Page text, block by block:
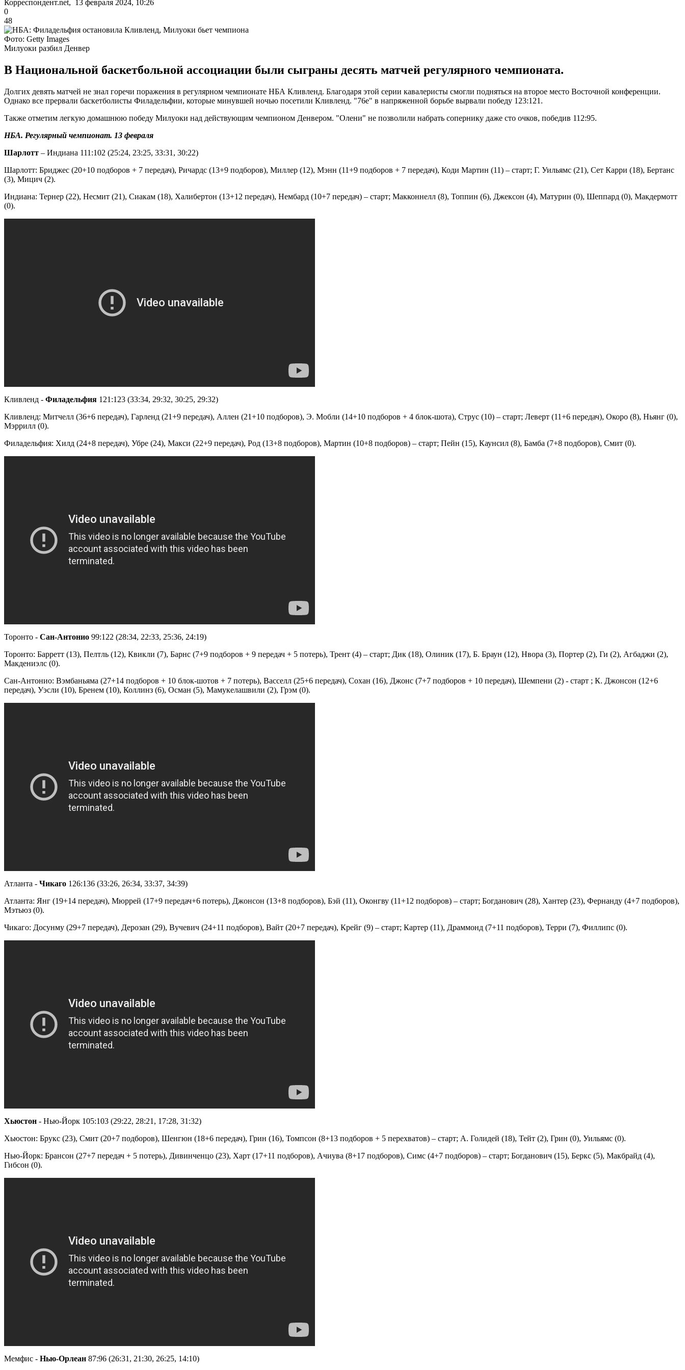
Корреспондент.net, 13 февраля 2024, 10:26
0
48
Фото: Getty Images
Милуоки разбил Денвер
В Национальной баскетбольной ассоциации были сыграны десять матчей регулярного чемпионата.
Долгих девять матчей не знал горечи поражения в регулярном чемпионате НБА Кливленд. Благодаря этой серии кавалеристы смогли подняться на второе место Восточной конференции.
Однако все прервали баскетболисты Филадельфии, которые минувшей ночью посетили Кливленд. "76е" в напряженной борьбе вырвали победу 123:121.
Также отметим легкую домашнюю победу Милуоки над действующим чемпионом Денвером. "Олени" не позволили набрать сопернику даже сто очков, победив 112:95.
НБА. Регулярный чемпионат. 13 февраля
Шарлотт – Индиана 111:102 (25:24, 23:25, 33:31, 30:22)
Шарлотт: Бриджес (20+10 подборов + 7 передач), Ричардс (13+9 подборов), Миллер (12), Мэнн (11+9 подборов + 7 передач), Коди Мартин (11) – старт; Г. Уильямс (21), Сет Карри (18), Бертанс
(3), Мицич (2).
Индиана: Тернер (22), Несмит (21), Сиакам (18), Халибертон (13+12 передач), Нембард (10+7 передач) – старт; Макконнелл (8), Топпин (6), Джексон (4), Матурин (0), Шеппард (0), Макдермотт
(0).
Кливленд - Филадельфия 121:123 (33:34, 29:32, 30:25, 29:32)
Кливленд: Митчелл (36+6 передач), Гарленд (21+9 передач), Аллен (21+10 подборов), Э. Мобли (14+10 подборов + 4 блок-шота), Струс (10) – старт; Леверт (11+6 передач), Окоро (8), Ньянг (0),
Мэррилл (0).
Филадельфия: Хилд (24+8 передач), Убре (24), Макси (22+9 передач), Род (13+8 подборов), Мартин (10+8 подборов) – старт; Пейн (15), Каунсил (8), Бамба (7+8 подборов), Смит (0).
Торонто - Сан-Антонио 99:122 (28:34, 22:33, 25:36, 24:19)
Торонто: Барретт (13), Пелтль (12), Квикли (7), Барнс (7+9 подборов + 9 передач + 5 потерь), Трент (4) – старт; Дик (18), Олиник (17), Б. Браун (12), Нвора (3), Портер (2), Ги (2), Агбаджи (2),
Макдениэлс (0).
Сан-Антонио: Вэмбаньяма (27+14 подборов + 10 блок-шотов + 7 потерь), Васселл (25+6 передач), Сохан (16), Джонс (7+7 подборов + 10 передач), Шемпени (2) - старт ; К. Джонсон (12+6
передач), Уэсли (10), Бренем (10), Коллинз (6), Осман (5), Мамукелашвили (2), Грэм (0).
Атланта - Чикаго 126:136 (33:26, 26:34, 33:37, 34:39)
Атланта: Янг (19+14 передач), Мюррей (17+9 передач+6 потерь), Джонсон (13+8 подборов), Бэй (11), Оконгву (11+12 подборов) – старт; Богданович (28), Хантер (23), Фернанду (4+7 подборов),
Мэтьюз (0).
Чикаго: Досунму (29+7 передач), Дерозан (29), Вучевич (24+11 подборов), Вайт (20+7 передач), Крейг (9) – старт; Картер (11), Драммонд (7+11 подборов), Терри (7), Филлипс (0).
Хьюстон - Нью-Йорк 105:103 (29:22, 28:21, 17:28, 31:32)
Хьюстон: Брукс (23), Смит (20+7 подборов), Шенгюн (18+6 передач), Грин (16), Томпсон (8+13 подборов + 5 перехватов) – старт; А. Голидей (18), Тейт (2), Грин (0), Уильямс (0).
Нью-Йорк: Брансон (27+7 передач + 5 потерь), Дивинченцо (23), Харт (17+11 подборов), Ачиува (8+17 подборов), Симс (4+7 подборов) – старт; Богданович (15), Беркс (5), Макбрайд (4),
Гибсон (0).
Мемфис - Нью-Орлеан 87:96 (26:31, 21:30, 26:25, 14:10)